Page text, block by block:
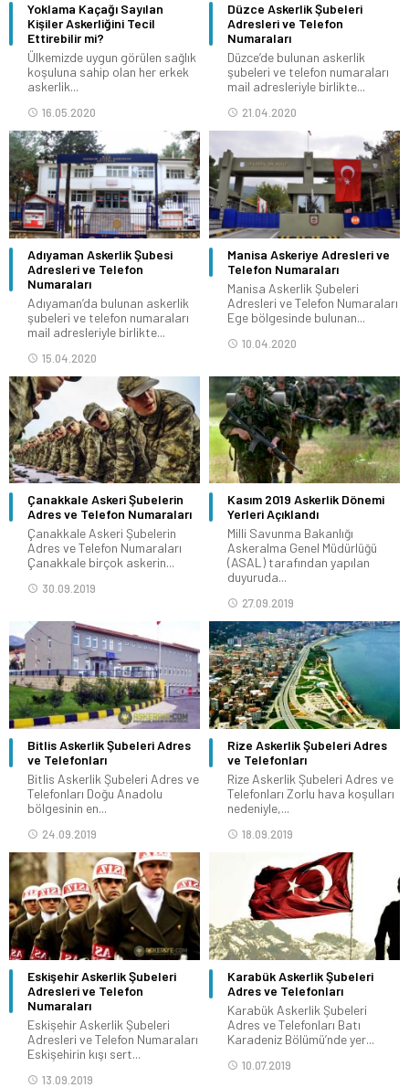
Yoklama Kaçağı Sayılan
Kişiler Askerliğini Tecil
Ettirebilir mi?
Ülkemizde uygun görülen sağlık
koşuluna sahip olan her erkek
askerlik...
16.05.2020
Düzce Askerlik Şubeleri
Adresleri ve Telefon
Numaraları
Düzce’de bulunan askerlik
şubeleri ve telefon numaraları
mail adresleriyle birlikte...
21.04.2020
Adıyaman Askerlik Şubesi
Adresleri ve Telefon
Numaraları
Adıyaman’da bulunan askerlik
şubeleri ve telefon numaraları
mail adresleriyle birlikte...
15.04.2020
Manisa Askeriye Adresleri ve
Telefon Numaraları
Manisa Askerlik Şubeleri
Adresleri ve Telefon Numaraları
Ege bölgesinde bulunan...
10.04.2020
Çanakkale Askeri Şubelerin
Adres ve Telefon Numaraları
Çanakkale Askeri Şubelerin
Adres ve Telefon Numaraları
Çanakkale birçok askerin...
30.09.2019
Kasım 2019 Askerlik Dönemi
Yerleri Açıklandı
Milli Savunma Bakanlığı
Askeralma Genel Müdürlüğü
(ASAL) tarafından yapılan
duyuruda...
27.09.2019
Bitlis Askerlik Şubeleri Adres
ve Telefonları
Bitlis Askerlik Şubeleri Adres ve
Telefonları Doğu Anadolu
bölgesinin en...
24.09.2019
Rize Askerlik Şubeleri Adres
ve Telefonları
Rize Askerlik Şubeleri Adres ve
Telefonları Zorlu hava koşulları
nedeniyle,...
18.09.2019
Eskişehir Askerlik Şubeleri
Adresleri ve Telefon
Numaraları
Eskişehir Askerlik Şubeleri
Adresleri ve Telefon Numaraları
Eskişehirin kışı sert...
13.09.2019
Karabük Askerlik Şubeleri
Adres ve Telefonları
Karabük Askerlik Şubeleri
Adres ve Telefonları Batı
Karadeniz Bölümü’nde yer...
10.07.2019